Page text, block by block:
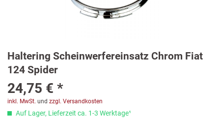
Haltering Scheinwerfereinsatz Chrom Fiat
124 Spider
24,75 € *
inkl. MwSt. und zzgl. Versandkosten
Auf Lager, Lieferzeit ca. 1-3 Werktage¹